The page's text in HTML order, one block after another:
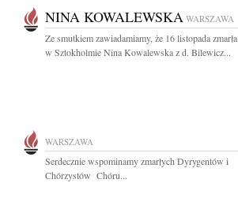
NINA KOWALEWSKA WARSZAWA
Ze smutkiem zawiadamiamy, że 16 listopada zmarła
w Sztokholmie Nina Kowalewska z d. Bilewicz...
WARSZAWA
Serdecznie wspominamy zmarłych Dyrygentów i
Chórzystów Chóru...